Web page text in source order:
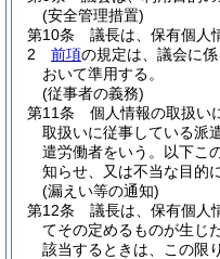
(安全管理措置)
第10条
議長は、保有個人
2
前項の規定は、議会に
おいて準用する。
(従事者の義務)
第11条
個人情報の取扱い
取扱いに従事している派
遣労働者をいう。以下こ
知らせ、又は不当な目的
(漏えい等の通知)
第12条
議長は、保有個人
てその定めるものが生じ
該当するときは、この限